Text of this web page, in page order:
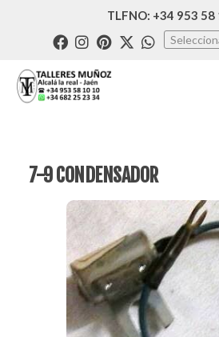
TLFNO: +34 953 58
7-9 CONDENSADOR